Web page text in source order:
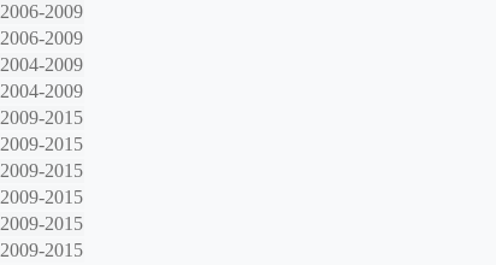
2006-2009
2006-2009
2004-2009
2004-2009
2009-2015
2009-2015
2009-2015
2009-2015
2009-2015
2009-2015